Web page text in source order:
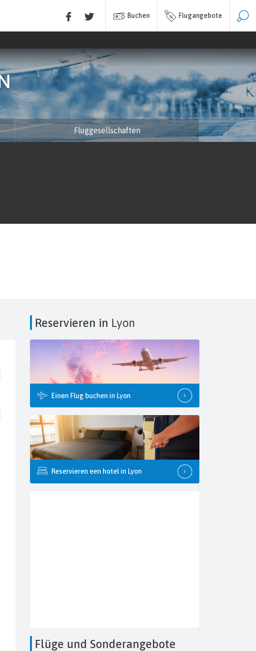
Buchen Flugangebote
Fluggesellschaften
Reservieren in Lyon
Einen Flug buchen in Lyon
Reservieren een hotel in Lyon
Flüge und Sonderangebote